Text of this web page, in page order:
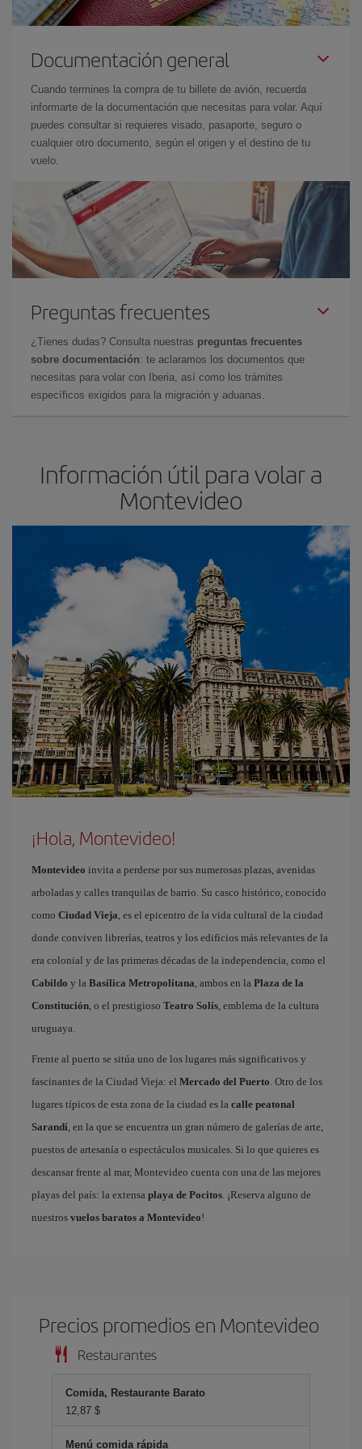
Documentación general
Cuando termines la compra de tu billete de avión, recuerda
informarte de la documentación que necesitas para volar. Aquí
puedes consultar si requieres visado, pasaporte, seguro o
cualquier otro documento, según el origen y el destino de tu
vuelo.
Preguntas frecuentes
¿Tienes dudas? Consulta nuestras preguntas frecuentes
sobre documentación: te aclaramos los documentos que
necesitas para volar con Iberia, así como los trámites
específicos exigidos para la migración y aduanas.
Información útil para volar a
Montevideo
¡Hola, Montevideo!
Montevideo invita a perderse por sus numerosas plazas, avenidas
arboladas y calles tranquilas de barrio. Su casco histórico, conocido
como Ciudad Vieja, es el epicentro de la vida cultural de la ciudad
donde conviven librerías, teatros y los edificios más relevantes de la
era colonial y de las primeras décadas de la independencia, como el
Cabildo y la Basílica Metropolitana, ambos en la Plaza de la
Constitución, o el prestigioso Teatro Solís, emblema de la cultura
uruguaya.
Frente al puerto se sitúa uno de los lugares más significativos y
fascinantes de la Ciudad Vieja: el Mercado del Puerto. Otro de los
lugares típicos de esta zona de la ciudad es la calle peatonal
Sarandí, en la que se encuentra un gran número de galerías de arte,
puestos de artesanía o espectáculos musicales. Si lo que quieres es
descansar frente al mar, Montevideo cuenta con una de las mejores
playas del país: la extensa playa de Pocitos. ¡Reserva alguno de
nuestros vuelos baratos a Montevideo!
Precios promedios en Montevideo
Restaurantes
Comida, Restaurante Barato
12,87 $
Menú comida rápida